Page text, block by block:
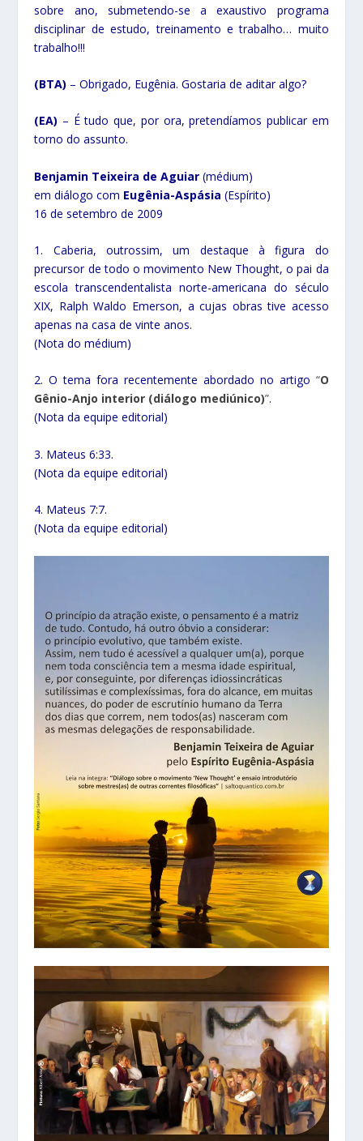
sobre ano, submetendo-se a exaustivo programa
disciplinar de estudo, treinamento e trabalho… muito
trabalho!!!
(BTA) – Obrigado, Eugênia. Gostaria de aditar algo?
(EA) – É tudo que, por ora, pretendíamos publicar em
torno do assunto.
Benjamin Teixeira de Aguiar(médium)
em diálogo com Eugênia-Aspásia (Espírito)
16 de setembro de 2009
1. Caberia, outrossim, um destaque à figura do
precursor de todo o movimento New Thought, o pai da
escola transcendentalista norte-americana do século
XIX, Ralph Waldo Emerson, a cujas obras tive acesso
apenas na casa de vinte anos.
(Nota do médium)
2. O tema fora recentemente abordado no artigo “O
Gênio-Anjo interior (diálogo mediúnico)”.
(Nota da equipe editorial)
3. Mateus 6:33.
(Nota da equipe editorial)
4. Mateus 7:7.
(Nota da equipe editorial)